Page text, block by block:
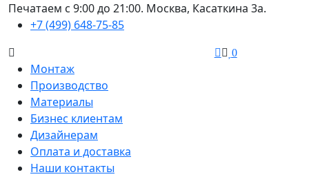
Печатаем с 9:00 до 21:00. Москва, Касаткина 3а.
+7 (499) 648-75-85
0
Монтаж
Производство
Материалы
Бизнес клиентам
Дизайнерам
Оплата и доставка
Наши контакты